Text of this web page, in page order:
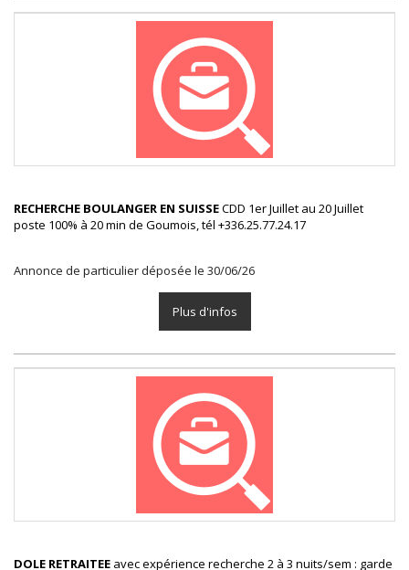
RECHERCHE BOULANGER EN SUISSECDD 1er Juillet au 20 Juillet
poste 100% à 20 min de Goumois, tél +336.25.77.24.17
Annonce de particulier déposée le 30/06/26
Plus d'infos
DOLE RETRAITEE avec expérience recherche 2 à 3 nuits/sem : garde